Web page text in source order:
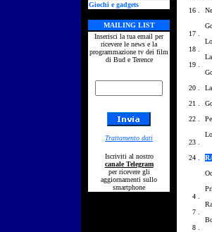
Giochi e gadgets
MAILING LIST
Inserisci la tua email per
ricevere le news e la
programmazione tv dei film
di Bud e Terence
Trattamento dati
Iscriviti al nostro
canale Telegram
per ricevere gli
aggiornamenti sullo
smartphone
16 .
17 .
18 .
19 .
20 .
21 .
22 .
23 .
24 .
4
7 .
8 .